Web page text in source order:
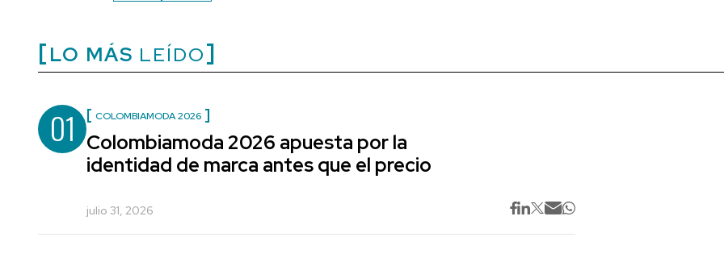
LO MÁS LEÍDO
01 COLOMBIAMODA 2026
Colombiamoda 2026 apuesta por la
identidad de marca antes que el precio
julio 31, 2026